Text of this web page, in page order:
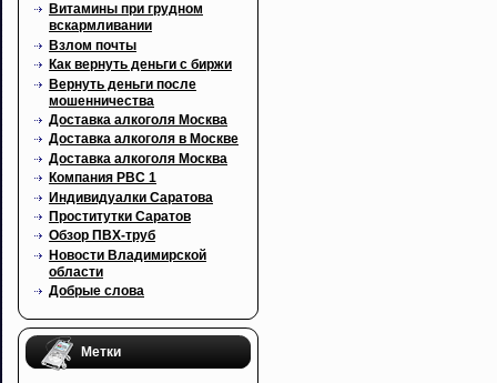
Витамины при грудном
вскармливании
Взлом почты
Как вернуть деньги с биржи
Вернуть деньги после
мошенничества
Доставка алкоголя Москва
Доставка алкоголя в Москве
Доставка алкоголя Москва
Компания РВС 1
Индивидуалки Саратова
Проститутки Саратов
Обзор ПВХ-труб
Новости Владимирской
области
Добрые слова
Метки